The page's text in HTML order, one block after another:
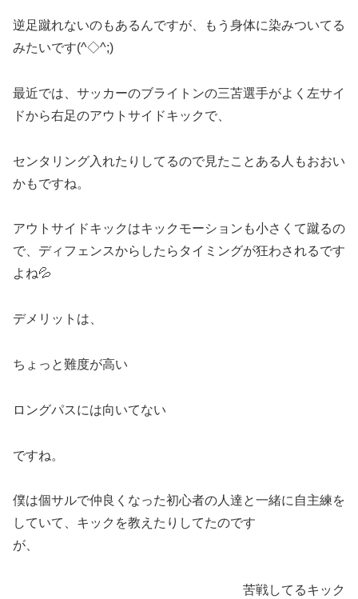
逆足蹴れないのもあるんですが、もう身体に染みついてる
みたいです(^◇^;)
最近では、サッカーのブライトンの三苫選手がよく左サイ
ドから右足のアウトサイドキックで、
センタリング入れたりしてるので見たことある人もおおい
かもですね。
アウトサイドキックはキックモーションも小さくて蹴るの
で、ディフェンスからしたらタイミングが狂わされるです
よね💦
デメリットは、
ちょっと難度が高い
ロングパスには向いてない
ですね。
僕は個サルで仲良くなった初心者の人達と一緒に自主練を
していて、キックを教えたりしてたのです
が、
苦戦してるキック